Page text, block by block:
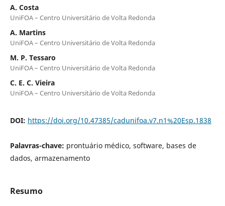
A. Costa
UniFOA – Centro Universitário de Volta Redonda
A. Martins
UniFOA – Centro Universitário de Volta Redonda
M. P. Tessaro
UniFOA – Centro Universitário de Volta Redonda
C. E. C. Vieira
UniFOA – Centro Universitário de Volta Redonda
DOI: https://doi.org/10.47385/cadunifoa.v7.n1%20Esp.1838
Palavras-chave: prontuário médico, software, bases de
dados, armazenamento
Resumo